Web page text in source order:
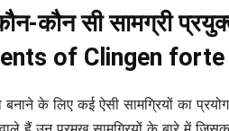
कौन सी सामग्री
of Clingen forte
के लिए कई ऐसी सामग्रियों का